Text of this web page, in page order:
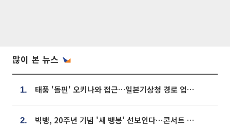
많이 본 뉴스
1. 태풍 '돌핀' 오키나와 접근…일본기상청 경로 업데이트
2. 빅뱅, 20주년 기념 '새 뱅봉' 선보인다⋯콘서트 앞두고 팝업 개최